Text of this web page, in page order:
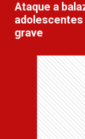
Ataque a
adolescentes
grave